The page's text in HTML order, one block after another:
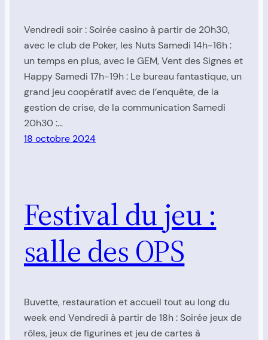
Vendredi soir : Soirée casino à partir de 20h30,
avec le club de Poker, les Nuts Samedi 14h-16h :
un temps en plus, avec le GEM, Vent des Signes et
Happy Samedi 17h-19h : Le bureau fantastique, un
grand jeu coopératif avec de l’enquête, de la
gestion de crise, de la communication Samedi
20h30 :…
18 octobre 2024
Festival du jeu :
salle des OPS
Buvette, restauration et accueil tout au long du
week end Vendredi à partir de 18h : Soirée jeux de
rôles, jeux de figurines et jeu de cartes à